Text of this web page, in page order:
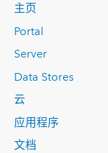
主页
Portal
Server
Data Stores
云
应用程序
文档